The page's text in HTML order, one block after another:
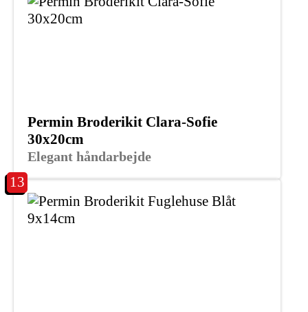
Elegant håndarbejde
Permin Broderikit Clara-Sofie
30x20cm
13